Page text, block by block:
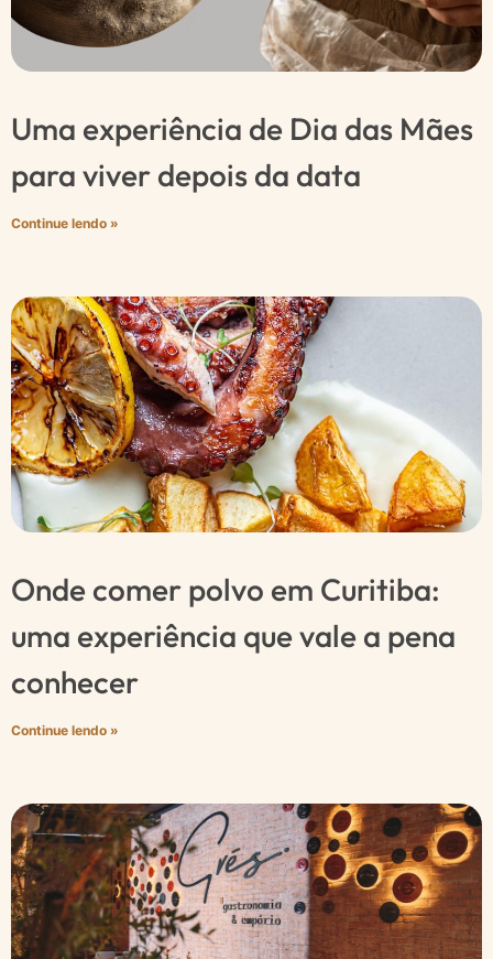
Uma experiência de Dia das Mães
para viver depois da data
Continue lendo »
Onde comer polvo em Curitiba:
uma experiência que vale a pena
conhecer
Continue lendo »